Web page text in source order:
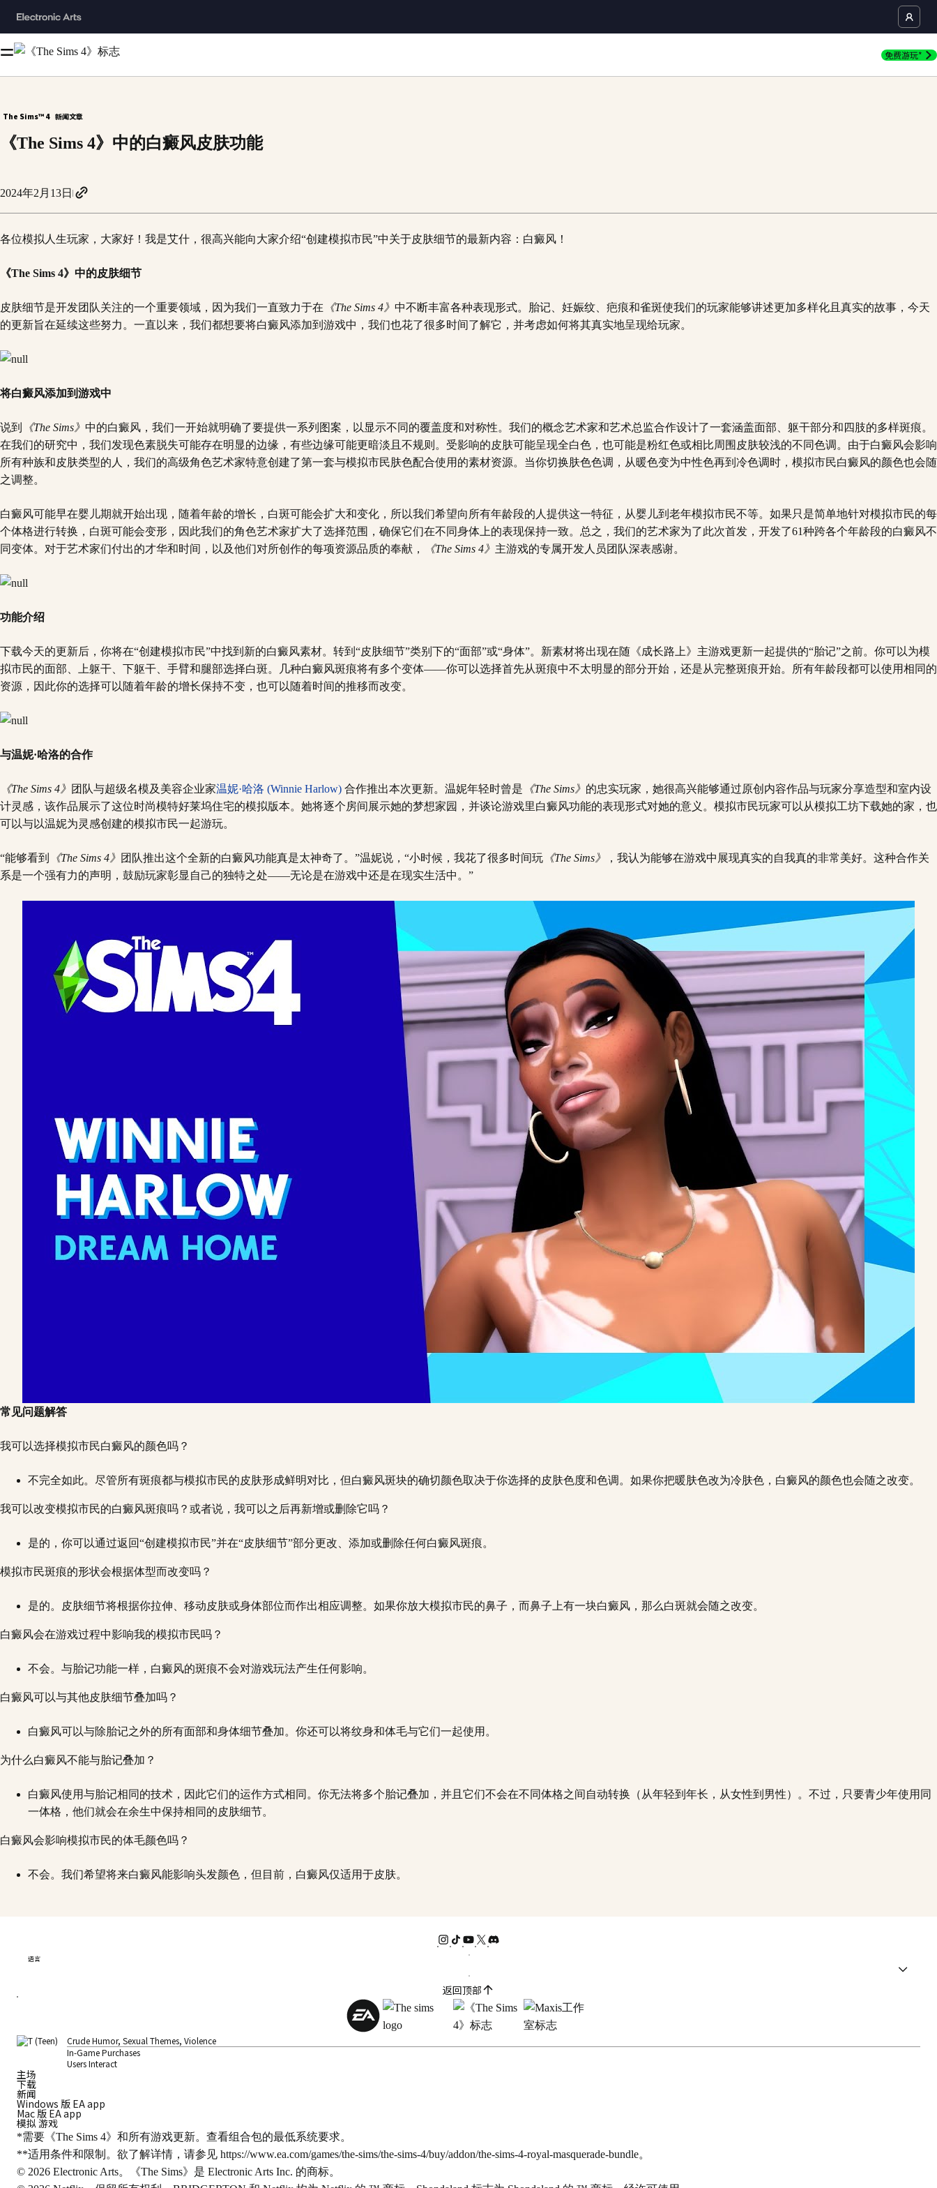
免费游玩*
The Sims™ 4 新闻文章
《The Sims 4》中的白癜风皮肤功能
2024年2月13日
各位模拟人生玩家，大家好！我是艾什，很高兴能向大家介绍“创建模拟市民”中关于皮肤细节的最新内容：白癜风！
《The Sims 4》中的皮肤细节
皮肤细节是开发团队关注的一个重要领域，因为我们一直致力于在 《The Sims 4》 中不断丰富各种表现形式。胎记、妊娠纹、疤痕和雀斑使我们的玩家能够讲述更加多样化且真实的故事，今天
的更新旨在延续这些努力。一直以来，我们都想要将白癜风添加到游戏中，我们也花了很多时间了解它，并考虑如何将其真实地呈现给玩家。
将白癜风添加到游戏中
说到 《The Sims》 中的白癜风，我们一开始就明确了要提供一系列图案，以显示不同的覆盖度和对称性。我们的概念艺术家和艺术总监合作设计了一套涵盖面部、躯干部分和四肢的多样斑痕。
在我们的研究中，我们发现色素脱失可能存在明显的边缘，有些边缘可能更暗淡且不规则。受影响的皮肤可能呈现全白色，也可能是粉红色或相比周围皮肤较浅的不同色调。由于白癜风会影响
所有种族和皮肤类型的人，我们的高级角色艺术家特意创建了第一套与模拟市民肤色配合使用的素材资源。当你切换肤色色调，从暖色变为中性色再到冷色调时，模拟市民白癜风的颜色也会随
之调整。
白癜风可能早在婴儿期就开始出现，随着年龄的增长，白斑可能会扩大和变化，所以我们希望向所有年龄段的人提供这一特征，从婴儿到老年模拟市民不等。如果只是简单地针对模拟市民的每
个体格进行转换，白斑可能会变形，因此我们的角色艺术家扩大了选择范围，确保它们在不同身体上的表现保持一致。总之，我们的艺术家为了此次首发，开发了61种跨各个年龄段的白癜风不
同变体。对于艺术家们付出的才华和时间，以及他们对所创作的每项资源品质的奉献，
《The Sims 4》 主游戏的专属开发人员团队深表感谢。
功能介绍
下载今天的更新后，你将在“创建模拟市民”中找到新的白癜风素材。转到“皮肤细节”类别下的“面部”或“身体”。新素材将出现在随《成长路上》主游戏更新一起提供的“胎记”之前。你可以为模
拟市民的面部、上躯干、下躯干、手臂和腿部选择白斑。几种白癜风斑痕将有多个变体——你可以选择首先从斑痕中不太明显的部分开始，还是从完整斑痕开始。所有年龄段都可以使用相同的
资源，因此你的选择可以随着年龄的增长保持不变，也可以随着时间的推移而改变。
与温妮·哈洛的合作
《The Sims 4》 团队与超级名模及美容企业家温妮·哈洛 (Winnie Harlow) 合作推出本次更新。温妮年轻时曾是 《The Sims》 的忠实玩家，她很高兴能够通过原创内容作品与玩家分享造型和室内设
计灵感，该作品展示了这位时尚模特好莱坞住宅的模拟版本。她将逐个房间展示她的梦想家园，并谈论游戏里白癜风功能的表现形式对她的意义。模拟市民玩家可以从模拟工坊下载她的家，也
可以与以温妮为灵感创建的模拟市民一起游玩。
“能够看到 《The Sims 4》 团队推出这个全新的白癜风功能真是太神奇了。”温妮说，“小时候，我花了很多时间玩 《The Sims》
，我认为能够在游戏中展现真实的自我真的非常美好。这种合作关
系是一个强有力的声明，鼓励玩家彰显自己的独特之处——无论是在游戏中还是在现实生活中。”
常见问题解答
我可以选择模拟市民白癜风的颜色吗？
不完全如此。尽管所有斑痕都与模拟市民的皮肤形成鲜明对比，但白癜风斑块的确切颜色取决于你选择的皮肤色度和色调。如果你把暖肤色改为冷肤色，白癜风的颜色也会随之改变。
我可以改变模拟市民的白癜风斑痕吗？或者说，我可以之后再新增或删除它吗？
是的，你可以通过返回“创建模拟市民”并在“皮肤细节”部分更改、添加或删除任何白癜风斑痕。
模拟市民斑痕的形状会根据体型而改变吗？
是的。皮肤细节将根据你拉伸、移动皮肤或身体部位而作出相应调整。如果你放大模拟市民的鼻子，而鼻子上有一块白癜风，那么白斑就会随之改变。
白癜风会在游戏过程中影响我的模拟市民吗？
不会。与胎记功能一样，白癜风的斑痕不会对游戏玩法产生任何影响。
白癜风可以与其他皮肤细节叠加吗？
白癜风可以与除胎记之外的所有面部和身体细节叠加。你还可以将纹身和体毛与它们一起使用。
为什么白癜风不能与胎记叠加？
白癜风使用与胎记相同的技术，因此它们的运作方式相同。你无法将多个胎记叠加，并且它们不会在不同体格之间自动转换（从年轻到年长，从女性到男性）。不过，只要青少年使用同
一体格，他们就会在余生中保持相同的皮肤细节。
白癜风会影响模拟市民的体毛颜色吗？
不会。我们希望将来白癜风能影响头发颜色，但目前，白癜风仅适用于皮肤。
语言
返回顶部
Crude Humor, Sexual Themes, Violence
In-Game Purchases
Users Interact
主场
下载
新闻
Windows 版 EA app
Mac 版 EA app
模拟 游戏
*需要《The Sims 4》和所有游戏更新。查看组合包的最低系统要求。
**适用条件和限制。欲了解详情，请参见 https://www.ea.com/games/the-sims/the-sims-4/buy/addon/the-sims-4-royal-masquerade-bundle。
© 2026 Electronic Arts。《The Sims》是 Electronic Arts Inc. 的商标。